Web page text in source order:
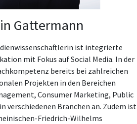
Gattermann
ist integrierte
mit Fokus auf Social Media. In der
bereits bei zahlreichen
Projekten in den Bereichen
Consumer Marketing, Public
verschiedenen Branchen an. Zudem ist
Friedrich-Wilhelms